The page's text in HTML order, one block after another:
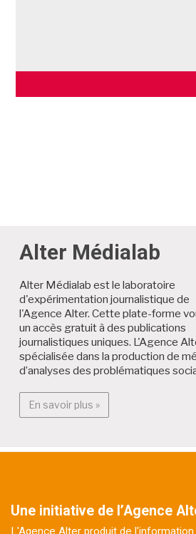
Alter Médialab
Alter Médialab est le laboratoire
d'expérimentation journalistique de
l'Agence Alter. Cette plate-forme
un accès gratuit à des publications
journalistiques uniques. L'Agence
spécialisée dans la production de
d’analyses des problématiques
En savoir plus »En savoir plus : Alter
Une initiative de l’Agence
L'Agence Alter produit de